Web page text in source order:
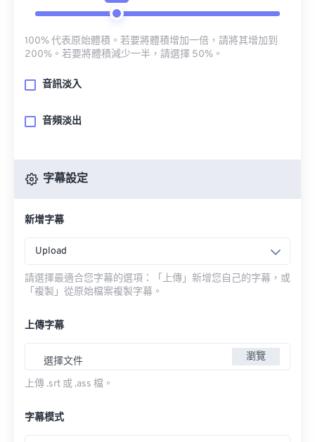
100% 代表原始體積。若要將體積增加一倍，請將其增加到
200%。若要將體積減少一半，請選擇 50%。
音訊淡入
音頻淡出
字幕設定
新增字幕
Upload
請選擇最適合您字幕的選項：「上傳」新增您自己的字幕，或
「複製」從原始檔案複製字幕。
上傳字幕
選擇文件 瀏覽
上傳 .srt 或 .ass 檔。
字幕模式